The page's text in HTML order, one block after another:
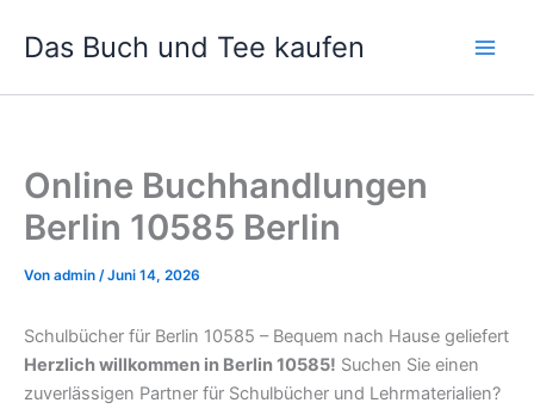
InhaltDas Buch und Tee kaufen
Online Buchhandlungen
Berlin 10585 Berlin
Von admin /Juni 14, 2026
Schulbücher für Berlin 10585 – Bequem nach Hause geliefert
Herzlich willkommen in Berlin 10585! Suchen Sie einen
zuverlässigen Partner für Schulbücher und Lehrmaterialien?